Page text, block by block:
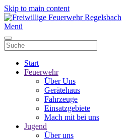
Skip to main content
Menü
Start
Feuerwehr
Über Uns
Gerätehaus
Fahrzeuge
Einsatzgebiete
Mach mit bei uns
Jugend
Über uns